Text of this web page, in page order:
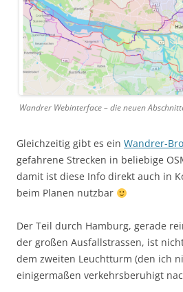
Wandrer Webinterface – die neuen
Gleichzeitig gibt es ein Wandrer-
gefahrene Strecken in beliebige
damit ist diese Info direkt auch in
beim Planen nutzbar
Der Teil durch Hamburg, gerade
der großen Ausfallstrassen, ist
dem zweiten Leuchtturm (den ich
einigermaßen verkehrsberuhigt